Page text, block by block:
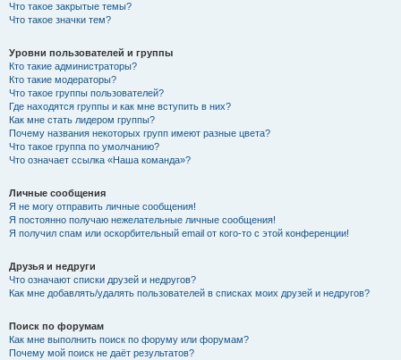
Что такое закрытые темы?
Что такое значки тем?
Уровни пользователей и группы
Кто такие администраторы?
Кто такие модераторы?
Что такое группы пользователей?
Где находятся группы и как мне вступить в них?
Как мне стать лидером группы?
Почему названия некоторых групп имеют разные цвета?
Что такое группа по умолчанию?
Что означает ссылка «Наша команда»?
Личные сообщения
Я не могу отправить личные сообщения!
Я постоянно получаю нежелательные личные сообщения!
Я получил спам или оскорбительный email от кого-то с этой конференции!
Друзья и недруги
Что означают списки друзей и недругов?
Как мне добавлять/удалять пользователей в списках моих друзей и недругов?
Поиск по форумам
Как мне выполнить поиск по форуму или форумам?
Почему мой поиск не даёт результатов?